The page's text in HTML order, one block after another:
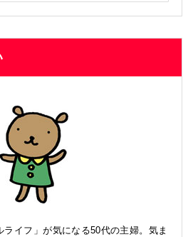
イフ」が気になる50代の主婦。気ま